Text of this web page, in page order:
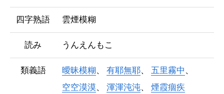
四字熟語 雲煙模糊
読み うんえんもこ
類義語 曖昧模糊 有耶無耶
五里霧中
空空漠漠
渾渾沌沌 煙霞痼疾